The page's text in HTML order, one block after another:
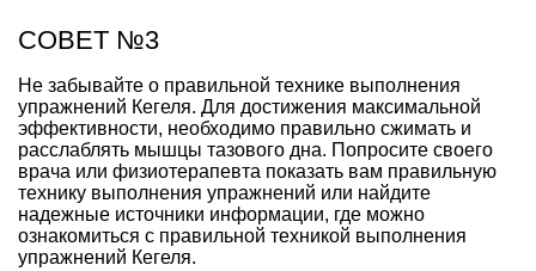
СОВЕТ №3
Не забывайте о правильной технике выполнения
упражнений Кегеля. Для достижения максимальной
эффективности, необходимо правильно сжимать и
расслаблять мышцы тазового дна. Попросите своего
врача или физиотерапевта показать вам правильную
технику выполнения упражнений или найдите
надежные источники информации, где можно
ознакомиться с правильной техникой выполнения
упражнений Кегеля.